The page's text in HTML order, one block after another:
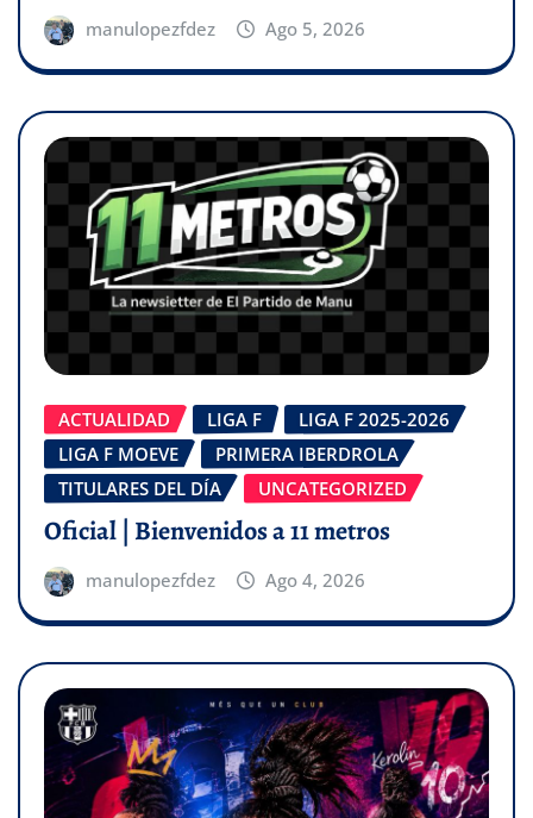
manulopezfdez Ago 5, 2026
ACTUALIDAD LIGA F
LIGA F 2025-2026
LIGA F MOEVE
PRIMERA IBERDROLA
TITULARES DEL DÍA
UNCATEGORIZED
Oficial | Bienvenidos a 11 metros
manulopezfdez Ago 4, 2026